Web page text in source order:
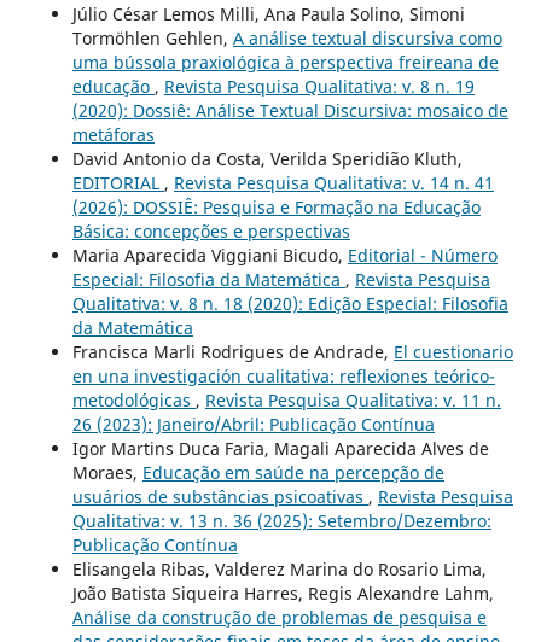
Júlio César Lemos Milli, Ana Paula Solino, Simoni
Tormöhlen Gehlen, A análise textual discursiva como
uma bússola praxiológica à perspectiva freireana de
educação , Revista Pesquisa Qualitativa: v. 8 n. 19
(2020): Dossiê: Análise Textual Discursiva: mosaico de
metáforas
David Antonio da Costa, Verilda Speridião Kluth,
EDITORIAL , Revista Pesquisa Qualitativa: v. 14 n. 41
(2026): DOSSIÊ: Pesquisa e Formação na Educação
Básica: concepções e perspectivas
Maria Aparecida Viggiani Bicudo, Editorial - Número
Especial: Filosofia da Matemática , Revista Pesquisa
Qualitativa: v. 8 n. 18 (2020): Edição Especial: Filosofia
da Matemática
Francisca Marli Rodrigues de Andrade, El cuestionario
en una investigación cualitativa: reflexiones teórico-
metodológicas , Revista Pesquisa Qualitativa: v. 11 n.
26 (2023): Janeiro/Abril: Publicação Contínua
Igor Martins Duca Faria, Magali Aparecida Alves de
Moraes, Educação em saúde na percepção de
usuários de substâncias psicoativas , Revista Pesquisa
Qualitativa: v. 13 n. 36 (2025): Setembro/Dezembro:
Publicação Contínua
Elisangela Ribas, Valderez Marina do Rosario Lima,
João Batista Siqueira Harres, Regis Alexandre Lahm,
Análise da construção de problemas de pesquisa e